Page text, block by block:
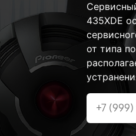
435XDE
от типа